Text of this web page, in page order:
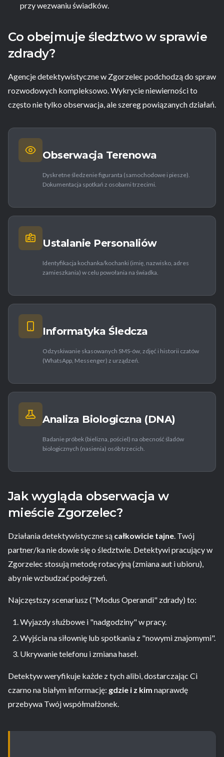
przy wezwaniu świadków.
Co obejmuje śledztwo w sprawie
zdrady?
Agencje detektywistyczne w Zgorzelec podchodzą do spraw
rozwodowych kompleksowo. Wykrycie niewierności to
często nie tylko obserwacja, ale szereg powiązanych działań.
Obserwacja Terenowa
Dyskretne śledzenie figuranta (samochodowe i piesze).
Dokumentacja spotkań z osobami trzecimi.
Ustalanie Personaliów
Identyfikacja kochanka/kochanki (imię, nazwisko, adres
zamieszkania) w celu powołania na świadka.
Informatyka Śledcza
Odzyskiwanie skasowanych SMS-ów, zdjęć i historii czatów
(WhatsApp, Messenger) z urządzeń.
Analiza Biologiczna (DNA)
Badanie próbek (bielizna, pościel) na obecność śladów
biologicznych (nasienia) osób trzecich.
Jak wygląda obserwacja w
mieście Zgorzelec?
Działania detektywistyczne są całkowicie tajne. Twój
partner/ka nie dowie się o śledztwie. Detektywi pracujący w
Zgorzelec stosują metodę rotacyjną (zmiana aut i ubioru),
aby nie wzbudzać podejrzeń.
Najczęstszy scenariusz ("Modus Operandi" zdrady) to:
Wyjazdy służbowe i "nadgodziny" w pracy.
Wyjścia na siłownię lub spotkania z "nowymi znajomymi".
Ukrywanie telefonu i zmiana haseł.
Detektyw weryfikuje każde z tych alibi, dostarczając Ci
czarno na białym informację: gdzie i z kim naprawdę
przebywa Twój współmałżonek.